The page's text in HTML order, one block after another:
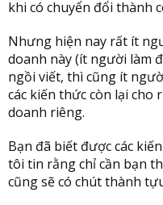
khi có chuyển đổi thành
Nhưng hiện nay rất ít
doanh này (ít người làm
ngồi viết, thì cũng ít
các kiến thức còn lại cho
doanh riêng.
Bạn đã biết được các
tôi tin rằng chỉ cần bạn
cũng sẽ có chút thành